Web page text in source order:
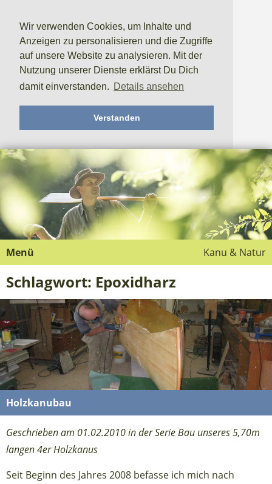
Wir verwenden Cookies, um Inhalte und
Anzeigen zu personalisieren und die Zugriffe
auf unsere Website zu analysieren. Mit der
Nutzung unserer Dienste erklärst Du Dich
damit einverstanden. Details ansehen
Verstanden
Kanu & Natur
Menü
Schlagwort: Epoxidharz
Holzkanubau
Geschrieben am 01.02.2010 in der Serie Bau unseres 5,70m
langen 4er Holzkanus
Seit Beginn des Jahres 2008 befasse ich mich nach